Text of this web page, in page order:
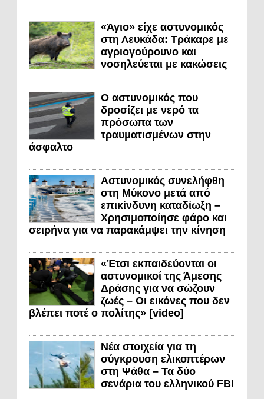
«Άγιο» είχε αστυνομικός
στη Λευκάδα: Τράκαρε με
αγριογούρουνο και
νοσηλεύεται με κακώσεις
Ο αστυνομικός που
δροσίζει με νερό τα
πρόσωπα των
τραυματισμένων στην
άσφαλτο
Αστυνομικός συνελήφθη
στη Μύκονο μετά από
επικίνδυνη καταδίωξη –
Χρησιμοποίησε φάρο και
σειρήνα για να παρακάμψει την κίνηση
«Έτσι εκπαιδεύονται οι
αστυνομικοί της Άμεσης
Δράσης για να σώζουν
ζωές – Οι εικόνες που δεν
βλέπει ποτέ ο πολίτης» [video]
Νέα στοιχεία για τη
σύγκρουση ελικοπτέρων
στη Ψάθα – Τα δύο
σενάρια του ελληνικού FBI